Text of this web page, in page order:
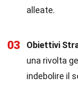
alleate.
03 Obiettivi
una rivolta
indebolire il